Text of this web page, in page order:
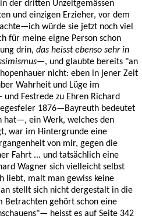
der dritten Unzeitgemässen
und einzigen Erzieher, vor dem
würde sie jetzt noch viel
für meine eigne Person schon
drin, das heisst ebenso sehr in
—, und glaubte bereits "an
nicht: eben in jener Zeit
Wahrheit und Lüge im
und Festrede zu Ehren Richard
1876—Bayreuth bedeutet
hat—, ein Werk, welches den
war im Hintergrunde eine
von mir, gegen die
Fahrt ... und tatsächlich eine
Wagner sich vielleicht selbst
liebt, malt man gewiss keine
stellt sich nicht dergestalt in die
Betrachten gehört schon eine
heisst es auf Seite 342